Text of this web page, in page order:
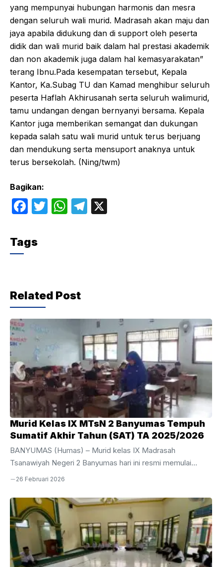
yang mempunyai hubungan harmonis dan mesra
dengan seluruh wali murid. Madrasah akan maju dan
jaya apabila didukung dan di support oleh peserta
didik dan wali murid baik dalam hal prestasi akademik
dan non akademik juga dalam hal kemasyarakatan”
terang Ibnu.Pada kesempatan tersebut, Kepala
Kantor, Ka.Subag TU dan Kamad menghibur seluruh
peserta Haflah Akhirusanah serta seluruh walimurid,
tamu undangan dengan bernyanyi bersama. Kepala
Kantor juga memberikan semangat dan dukungan
kepada salah satu wali murid untuk terus berjuang
dan mendukung serta mensuport anaknya untuk
terus bersekolah. (Ning/twm)
Bagikan:
F
c
e
o
k
T
W
p
T
Tags
Related Post
Murid Kelas IX MTsN 2 Banyumas Tempuh
Sumatif Akhir Tahun (SAT) TA 2025/2026
BANYUMAS (Humas) – Murid kelas IX Madrasah
Tsanawiyah Negeri 2 Banyumas hari ini resmi memulai
perjuangan mereka dalam pelaksanaan Sumatif Akhir Tahun
siswa tingkat akhir ini dijadwalkan berlangsung selama
sepekan, mulai dari Kamis, 26 Februari hingga Jumat, 6
Maret 2026.Pelaksanaan SAT kali ini dipusatkan di area
gedung depan MTsN 2 Banyumas dengan menggunakan 10
ruang kelas yang telah disiapkan secara maksimal untuk
menjamin kenyamanan dan ketenangan siswa selama
26 Februari 2026